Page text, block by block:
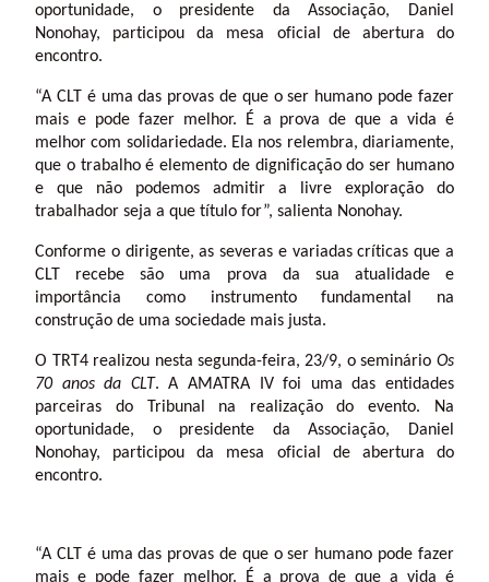
oportunidade, o presidente da Associação, Daniel
Nonohay, participou da mesa oficial de abertura do
encontro.
“A CLT é uma das provas de que o ser humano pode fazer
mais e pode fazer melhor. É a prova de que a vida é
melhor com solidariedade. Ela nos relembra, diariamente,
que o trabalho é elemento de dignificação do ser humano
e que não podemos admitir a livre exploração do
trabalhador seja a que título for”, salienta Nonohay.
Conforme o dirigente, as severas e variadas críticas que a
CLT recebe são uma prova da sua atualidade e
importância como instrumento fundamental na
construção de uma sociedade mais justa.
O TRT4 realizou nesta segunda-feira, 23/9, o seminário Os
70 anos da CLT. A AMATRA IV foi uma das entidades
parceiras do Tribunal na realização do evento. Na
oportunidade, o presidente da Associação, Daniel
Nonohay, participou da mesa oficial de abertura do
encontro.
“A CLT é uma das provas de que o ser humano pode fazer
mais e pode fazer melhor. É a prova de que a vida é